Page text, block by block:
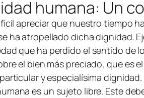
humana: Un
apreciar que nuestro tiempo
ha atropellado dicha dignidad.
que ha perdido el sentido de
el bien más preciado, que es
y especialísima dignidad.
es un sujeto libre. Este